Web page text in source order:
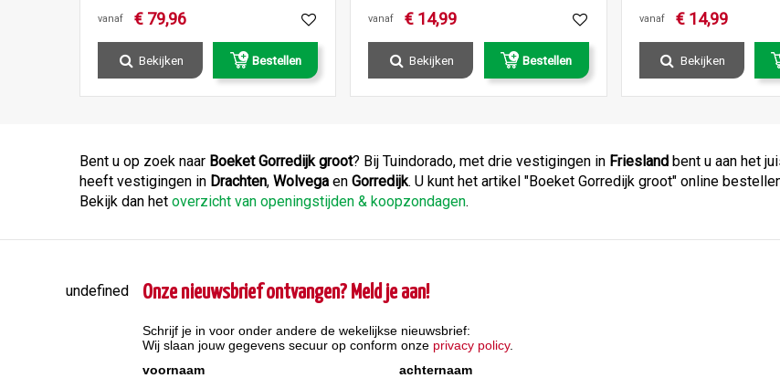
vanaf € 79,96
Bekijken Bestellen
vanaf € 14,99
Bekijken Bestellen
vanaf € 14,99
Bekijken
Bent u op zoek naar Boeket Gorredijk groot? Bij Tuindorado, met drie vestigingen in Friesland bent u aan het
heeft vestigingen in Drachten, Wolvega en Gorredijk. U kunt het artikel "Boeket Gorredijk groot" online
Bekijk dan het overzicht van openingstijden & koopzondagen.
undefined Onze nieuwsbrief ontvangen? Meld je aan!
Schrijf je in voor onder andere de wekelijkse nieuwsbrief:
Wij slaan jouw gegevens secuur op conform onze privacy policy.
voornaam
achternaam